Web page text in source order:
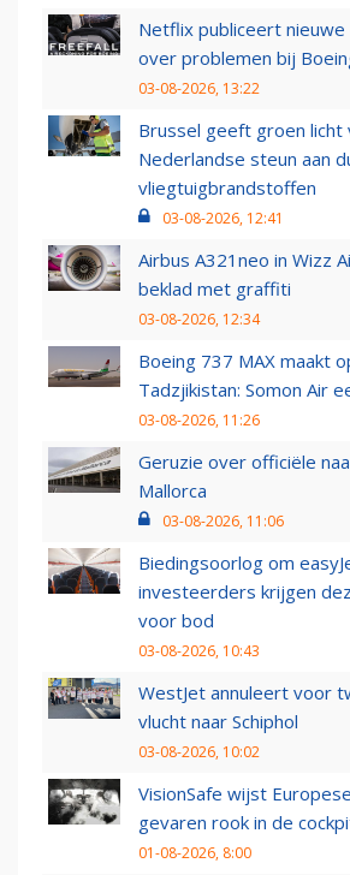
Netflix publiceert
over problemen bij
03-08-2026, 13:22
Brussel geeft groen licht
Nederlandse steun aan
vliegtuigbrandstoffen
03-08-2026, 12:41
Airbus A321neo in Wizz
beklad met graffiti
03-08-2026, 12:34
Boeing 737 MAX maakt
Tadzjikistan: Somon Air
03-08-2026, 11:26
Geruzie over officiële
Mallorca
03-08-2026, 11:06
Biedingsoorlog om
investeerders krijgen
voor bod
03-08-2026, 10:43
WestJet annuleert voor
vlucht naar Schiphol
03-08-2026, 10:02
VisionSafe wijst
gevaren rook in de
01-08-2026, 8:00